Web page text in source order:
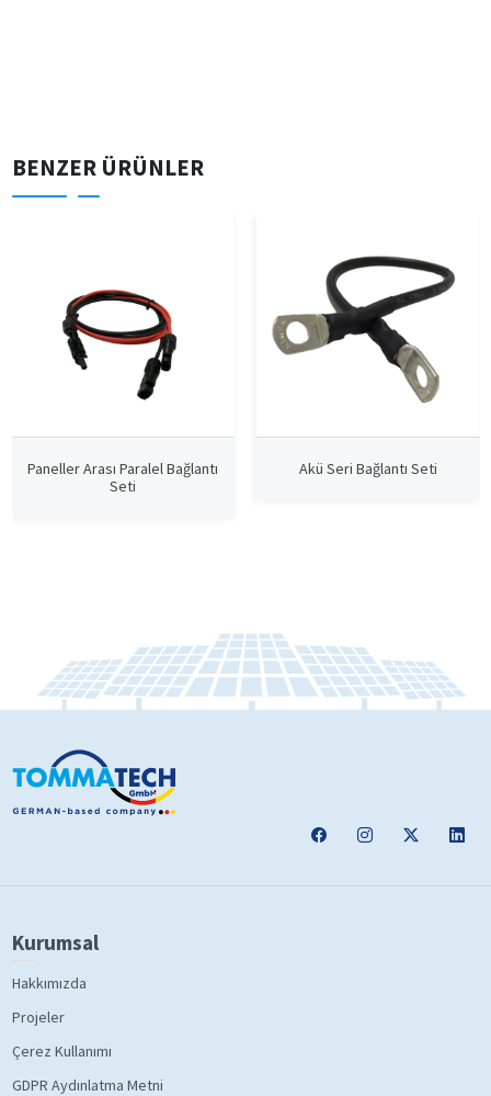
BENZER ÜRÜNLER
Paneller Arası Paralel Bağlantı
Seti
Akü Seri Bağlantı Seti
Kurumsal
Hakkımızda
Projeler
Çerez Kullanımı
GDPR Aydınlatma Metni